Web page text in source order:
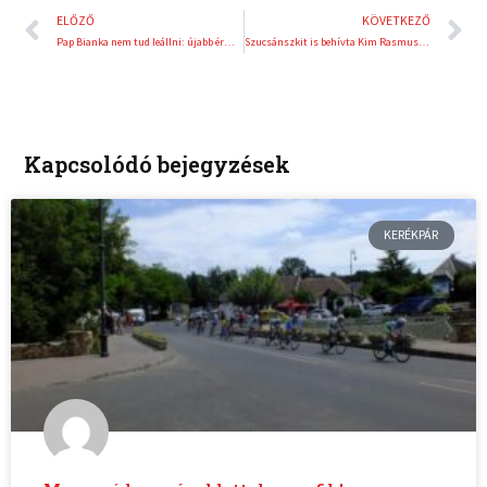
Előző
ELŐZŐ
Pap Bianka nem tud leállni: újabb érmet szerzett
KÖVETKEZŐ
Szucsánszkit is behívta Kim Rasmussen
Kapcsolódó bejegyzések
KERÉKPÁR